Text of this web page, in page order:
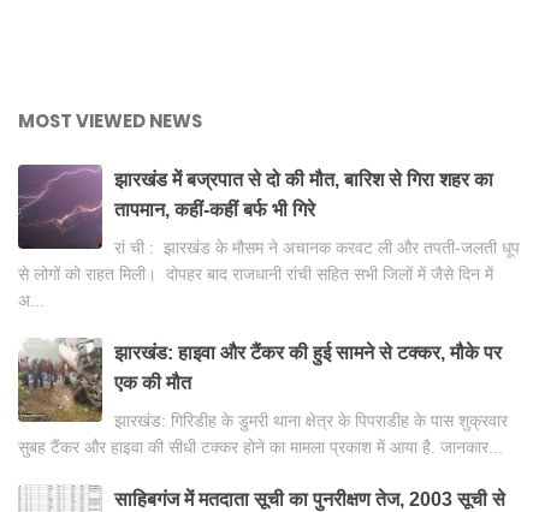
MOST VIEWED NEWS
झारखंड में बज्रपात से दो की मौत, बारिश से गिरा शहर का
तापमान, कहीं-कहीं बर्फ भी गिरे
रां ची : झारखंड के मौसम ने अचानक करवट ली और तपती-जलती धूप
से लोगों को राहत मिली। दोपहर बाद राजधानी रांची सहित सभी जिलों में जैसे दिन में
अ...
झारखंड: हाइवा और टैंकर की हुई सामने से टक्कर, मौके पर
एक की मौत
झारखंड: गिरिडीह के डुमरी थाना क्षेत्र के पिपराडीह के पास शुक्रवार
सुबह टैंकर और हाइवा की सीधी टक्कर होने का मामला प्रकाश में आया है. जानकार...
साहिबगंज में मतदाता सूची का पुनरीक्षण तेज, 2003 सूची से